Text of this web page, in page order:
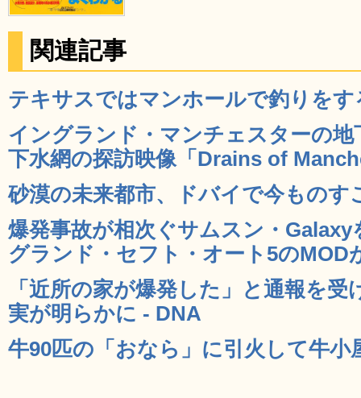
関連記事
テキサスではマンホールで釣りを
イングランド・マンチェスターの
下水網の探訪映像「Drains of
砂漠の未来都市、ドバイで今ものす
爆発事故が相次ぐサムスン・
グランド・セフト・オート5のMOD
「近所の家が爆発した」と通報を
実が明らかに - DNA
牛90匹の「おなら」に引火して牛小